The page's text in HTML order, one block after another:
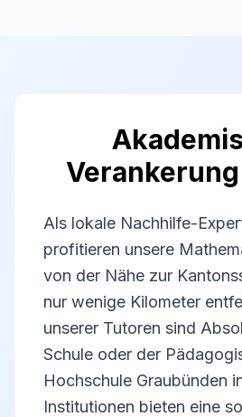
Als lokale Nachhilfe-
profitieren unsere
von der Nähe zur
nur wenige Kilometer
unserer Tutoren sind
Schule oder der
Hochschule Graubünden
Institutionen bieten eine